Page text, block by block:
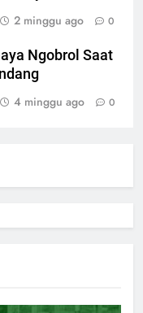
2 minggu ago 0
Ngobrol Saat
4 minggu ago 0